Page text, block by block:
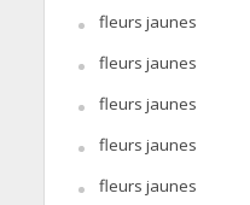
fleurs jaunes
fleurs jaunes
fleurs jaunes
fleurs jaunes
fleurs jaunes